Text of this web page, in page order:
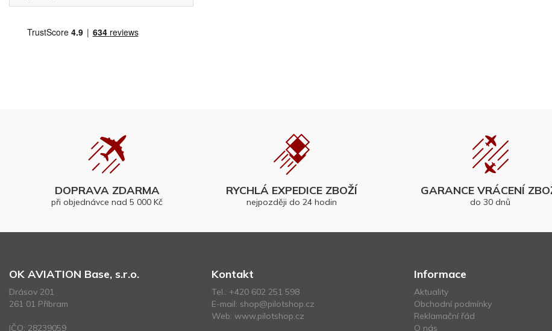
DOPRAVA ZDARMA
při objednávce nad 5 000 Kč
RYCHLÁ EXPEDICE ZBOŽÍ
nejpozději do 24 hodin
GARANCE VRÁCENÍ
do 30 dnů
OK AVIATION Base, s.r.o.
Drásov 201
261 01 Příbram
IČO: 28239059
Kontakt
Tel.: +420 602 251 598
E-mail: shop@pilotshop.cz
Web: www.pilotshop.cz
Informace
Aktuality
Obchodní podmínky
Reklamační řád
O nás